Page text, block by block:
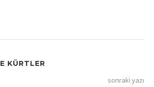
KÜRTLER
sonraki yazı